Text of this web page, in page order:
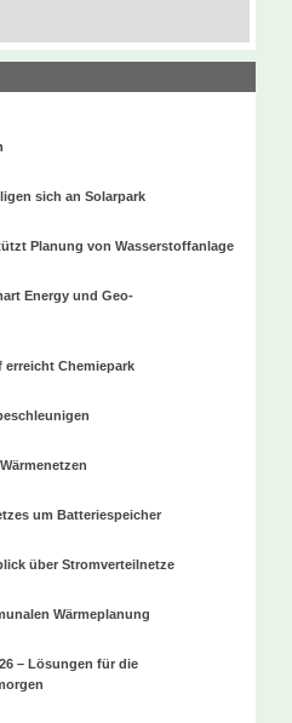
sich an Solarpark
Planung von Wasserstoffanlage
Energy und Geo-
erreicht Chemiepark
um Batteriespeicher
über Stromverteilnetze
Wärmeplanung
– Lösungen für die